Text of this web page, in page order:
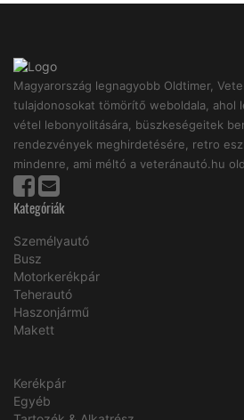
Magyarország legnagyobb Oldtimer,
tulajdonosokat tömörítő weboldala, ahol
vétel lebonyolitására, büszkeségeitek
rendezvények meghirdetésére, retro
mindenre, ami méltó a veteránautó.hu
Kategóriák
Személyautó
Busz
Motorkerékpár
Teherautó
Haszonjármű
Makett
Kerékpár
Egyéb